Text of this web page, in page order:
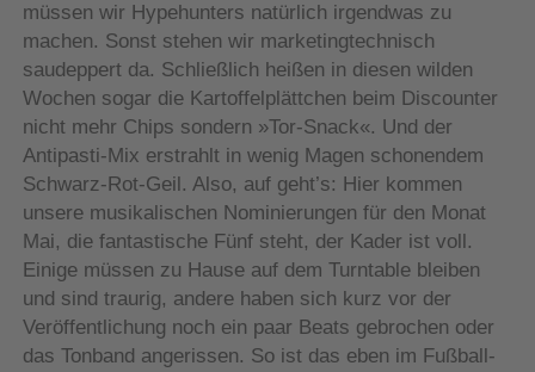
müssen wir Hypehunters natürlich irgendwas zu
machen. Sonst stehen wir marketingtechnisch
saudeppert da. Schließlich heißen in diesen wilden
Wochen sogar die Kartoffelplättchen beim Discounter
nicht mehr Chips sondern »Tor-Snack«. Und der
Antipasti-Mix erstrahlt in wenig Magen schonendem
Schwarz-Rot-Geil. Also, auf geht’s: Hier kommen
unsere musikalischen Nominierungen für den Monat
Mai, die fantastische Fünf steht, der Kader ist voll.
Einige müssen zu Hause auf dem Turntable bleiben
und sind traurig, andere haben sich kurz vor der
Veröffentlichung noch ein paar Beats gebrochen oder
das Tonband angerissen. So ist das eben im Fußball-